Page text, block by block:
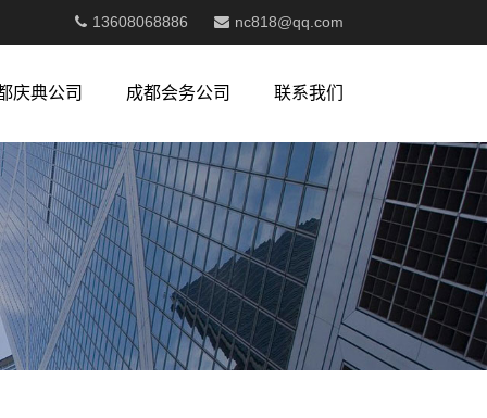
13608068886 nc818@qq.com
庆典公司 成都会务公司 联系我们